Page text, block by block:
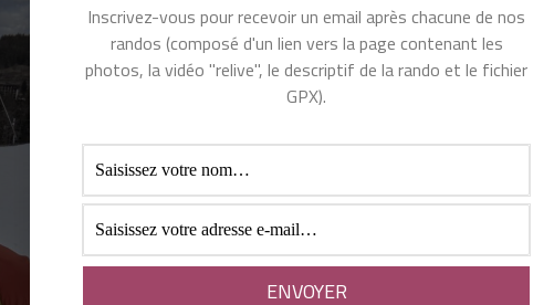
Inscrivez-vous pour recevoir un email après chacune de nos
randos (composé d'un lien vers la page contenant les
photos, la vidéo "relive", le descriptif de la rando et le fichier
GPX).